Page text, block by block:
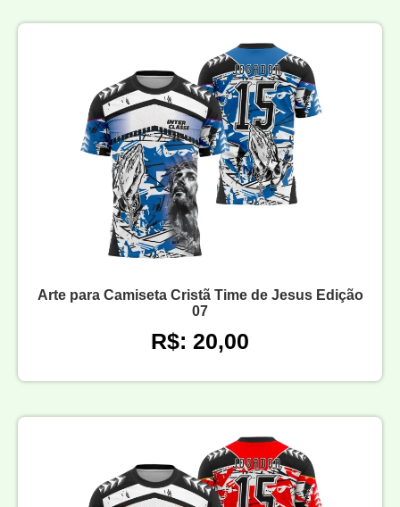
Arte para Camiseta Cristã Time de Jesus Edição
07
R$: 20,00